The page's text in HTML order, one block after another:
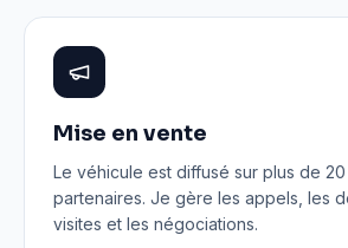
Mise en vente
Le véhicule est diffusé sur plus de 20
partenaires. Je gère les appels, les
visites et les négociations.